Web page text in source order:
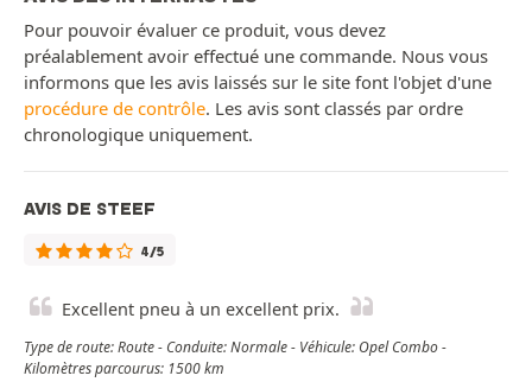
Pour pouvoir évaluer ce produit, vous devez
préalablement avoir effectué une commande. Nous vous
informons que les avis laissés sur le site font l'objet d'une
procédure de contrôle. Les avis sont classés par ordre
chronologique uniquement.
AVIS DE STEEF
4/5
Excellent pneu à un excellent prix.
Type de route: Route - Conduite: Normale - Véhicule: Opel Combo -
Kilomètres parcourus: 1500 km